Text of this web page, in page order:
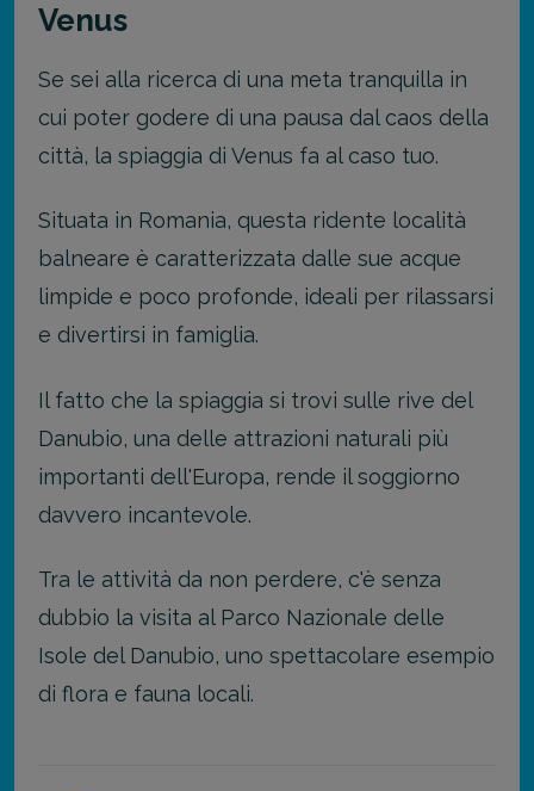
Venus
Se sei alla ricerca di una meta tranquilla in
cui poter godere di una pausa dal caos della
città, la spiaggia di Venus fa al caso tuo.
Situata in Romania, questa ridente località
balneare è caratterizzata dalle sue acque
limpide e poco profonde, ideali per rilassarsi
e divertirsi in famiglia.
Il fatto che la spiaggia si trovi sulle rive del
Danubio, una delle attrazioni naturali più
importanti dell'Europa, rende il soggiorno
davvero incantevole.
Tra le attività da non perdere, c'è senza
dubbio la visita al Parco Nazionale delle
Isole del Danubio, uno spettacolare esempio
di flora e fauna locali.